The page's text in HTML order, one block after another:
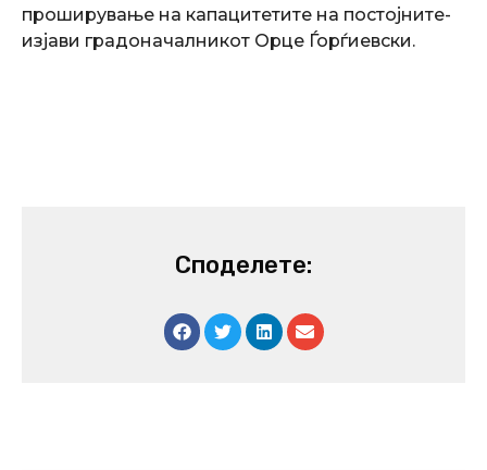
проширување на капацитетите на постојните-
изјави градоначалникот Орце Ѓорѓиевски.
Споделете: